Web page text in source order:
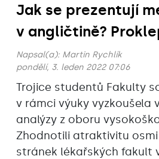
Jak se prezentují
v angličtině?
Napsal(a): Martin Rychlík
pondělí, 3. leden 2022 07:06
Trojice studentů Fakulty
v rámci výuky vyzkoušela
analýzy z oboru
Zhodnotili atraktivitu
stránek lékařských fakult